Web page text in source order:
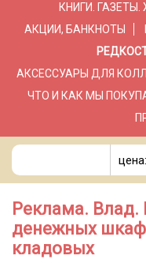
КНИГИ.
АКЦИИ, БАНКНОТЫ
АКСЕССУАРЫ ДЛЯ
ЧТО И КАК МЫ
цена:
Реклама.
денежных
кладовых